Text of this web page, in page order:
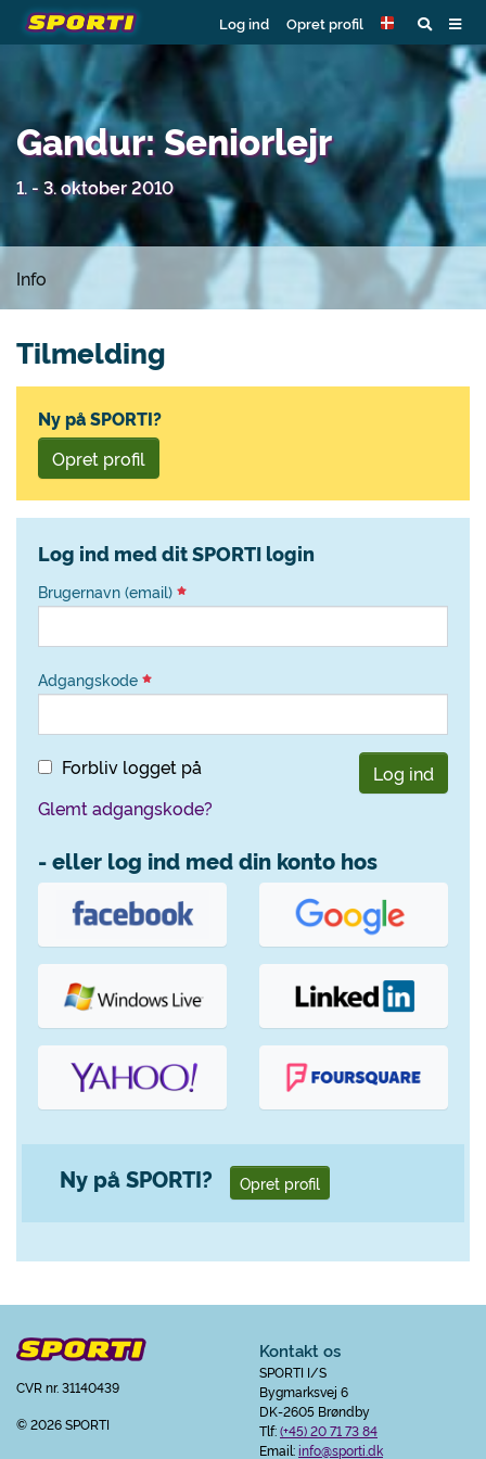
Log ind Opret profil
Gandur: Seniorlejr
1. - 3. oktober 2010
Info
Tilmelding
Ny på SPORTI?
Opret profil
Log ind med dit SPORTI login
Brugernavn (email)
Adgangskode
Forbliv logget på
Log ind
Glemt adgangskode?
- eller log ind med din konto hos
Ny på SPORTI? Opret profil
CVR nr. 31140439
© 2026 SPORTI
Kontakt os
SPORTI I/S
Bygmarksvej 6
DK-2605 Brøndby
Tlf:(+45) 20 71 73 84
Email:info@sporti.dk